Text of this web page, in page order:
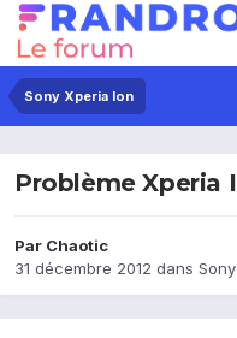
Sony Xperia Ion
Problème Xperia
Par Chaotic
31 décembre 2012 dans